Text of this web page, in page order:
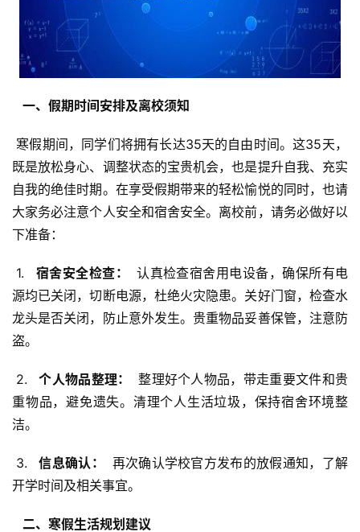
  一、假期时间安排及离校须知
寒假期间，同学们将拥有长达35天的自由时间。这35天，
既是放松身心、调整状态的宝贵机会，也是提升自我、充实
自我的绝佳时期。在享受假期带来的轻松愉悦的同时，也请
大家务必注意个人安全和宿舍安全。离校前，请务必做好以
下准备：
1.
  宿舍安全检查：
认真检查宿舍用电设备，确保所有电
源均已关闭，切断电源，杜绝火灾隐患。关好门窗，检查水
龙头是否关闭，防止意外发生。贵重物品妥善保管，注意防
盗。
2.
  个人物品整理：
整理好个人物品，带走重要文件和贵
重物品，避免遗失。清理个人生活垃圾，保持宿舍环境整
洁。
3.
  信息确认：
再次确认学校官方发布的放假通知，了解
开学时间及相关事宜。
  二、寒假生活规划建议